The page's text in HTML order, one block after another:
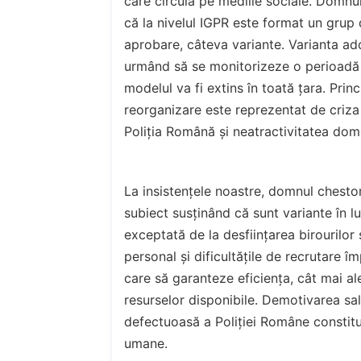
că la nivelul IGPR este format un
aprobare, câteva variante. Varianta
urmând să se monitorizeze o
modelul va fi extins în toată țara.
reorganizare este reprezentat de
Poliția Română și neatractivitatea
La insistențele noastre, domnul
subiect susținând că sunt variante în
exceptată de la desființarea
personal și dificultățile de recrutare
care să garanteze eficiența, cât mai
resurselor disponibile. Demotivarea
defectuoasă a Poliției Române
umane.